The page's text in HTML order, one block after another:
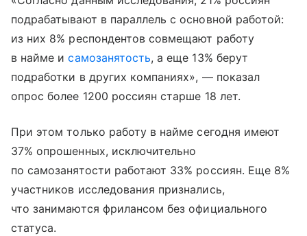
подрабатывают в параллель с основной работой:
из них 8% респондентов совмещают работу
в найме исамозанятость, а еще 13% берут
подработки в других компаниях», — показал
опрос более 1200 россиян старше 18 лет.
При этом только работу в найме сегодня имеют
37% опрошенных, исключительно
по самозанятости работают 33% россиян. Еще 8%
участников исследования признались,
что занимаются фрилансом без официального
статуса.